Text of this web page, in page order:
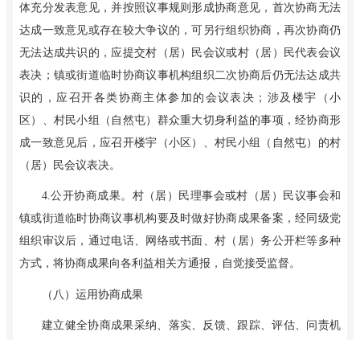
体充分发表意见，并按照议事规则形成协商意见，首次协商无法
达成一致意见或存在较大争议的，可另行组织协商，再次协商仍
无法达成共识的，应提交村（居）民会议或村（居）民代表会议
表决；镇或街道临时协商议事机构组织二次协商后仍无法达成共
识的，应召开各类协商主体参加的会议表决；涉及楼宇（小
区）、村民小组（自然屯）群众重大切身利益的事项，经协商形
成一致意见后，应召开楼宇（小区）、村民小组（自然屯）的村
（居）民会议表决。
4.公开协商成果。村（居）民理事会或村（居）民议事会和
镇或街道临时协商议事机构要及时做好协商成果备案，经同级党
组织审议后，通过电话、网络或书面、村（居）务公开栏等多种
方式，将协商成果向各利益相关方通报，自觉接受监督。
（八）运用协商成果
建立健全协商成果采纳、落实、反馈、跟踪、评估、问责机